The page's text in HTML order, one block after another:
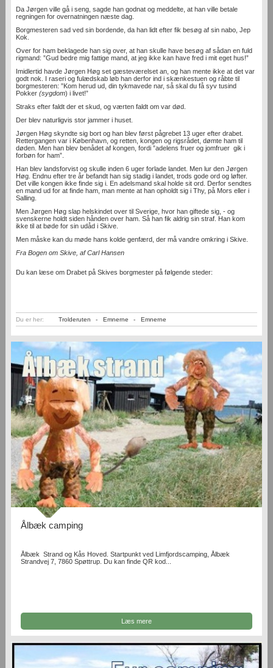
Da Jørgen ville gå i seng, sagde han godnat og meddelte, at han ville betale
regningen for overnatningen næste dag.
Borgmesteren sad ved sin bordende, da han lidt efter fik besøg af sin nabo, Jep
Kok.
Over for ham beklagede han sig over, at han skulle have besøg af sådan en fuld
rigmand: ”Gud bedre mig fattige mand, at jeg ikke kan have fred i mit eget hus!”
Imidlertid havde Jørgen Høg set gæsteværelset an, og han mente ikke at det var
godt nok. I raseri og fulædskab løb han derfor ind i skænkestuen og råbte til
borgmesteren: ”Kom herud ud, din tykmavede nar, så skal du få syv tusind
Pokker (sygdom) i livet!”
Straks efter faldt der et skud, og værten faldt om var død.
Der blev naturligvis stor jammer i huset.
Jørgen Høg skyndte sig bort og han blev først pågrebet 13 uger efter drabet.
Rettergangen var i København, og retten, kongen og rigsrådet, dømte ham til
døden. Men han blev benådet af kongen, fordi ”adelens fruer og jomfruer gik i
forbøn for ham”.
Han blev landsforvist og skulle inden 6 uger forlade landet. Men lur den Jørgen
Høg. Endnu efter tre år befandt han sig stadig i landet, trods gode ord og løfter.
Det ville kongen ikke finde sig i. En adelsmand skal holde sit ord. Derfor sendtes
en mand ud for at finde ham, man mente at han opholdt sig i Thy, på Mors eller i
Salling.
Men Jørgen Høg slap helskindet over til Sverige, hvor han giftede sig, - og
svenskerne holdt siden hånden over ham. Så han fik aldrig sin straf. Han kom
ikke til at bøde for sin udåd i Skive.
Men måske kan du møde hans kolde genfærd, der må vandre omkring i Skive.
Fra Bogen om Skive, af Carl Hansen
Du kan læse om Drabet på Skives borgmester på følgende steder:
Du er her: Trolderuten - Emnerne - Emnerne
Ålbæk camping
Ålbæk Strand og Kås Hoved. Startpunkt ved Limfjordscamping, Ålbæk
Strandvej 7, 7860 Spøttrup. Du kan finde QR kod...
Læs mere